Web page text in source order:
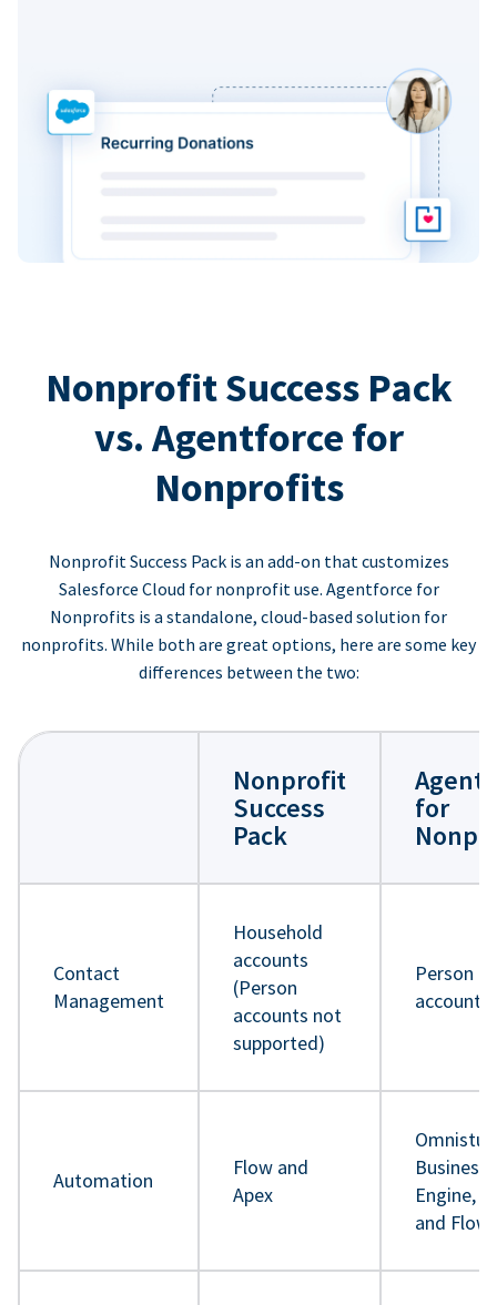
Nonprofit Success Pack
vs. Agentforce for
Nonprofits
Nonprofit Success Pack is an add-on that customizes
Salesforce Cloud for nonprofit use. Agentforce for
Nonprofits is a standalone, cloud-based solution for
nonprofits. While both are great options, here are some key
differences between the two:
Nonprofit
Success
Pack
for
Contact
Management
Household
accounts
(Person
accounts not
supported)
Person
accounts
Automation
Flow and
Apex
Business
Engine,
and Flow